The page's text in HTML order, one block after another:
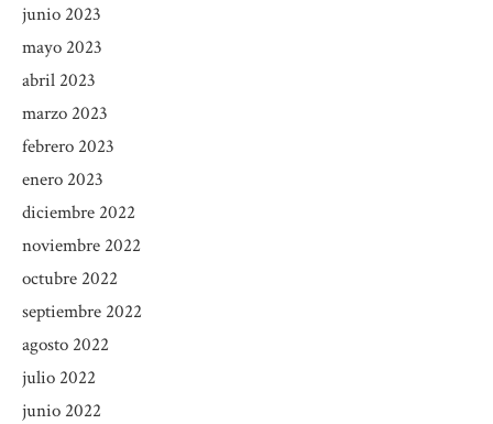
junio 2023
mayo 2023
abril 2023
marzo 2023
febrero 2023
enero 2023
diciembre 2022
noviembre 2022
octubre 2022
septiembre 2022
agosto 2022
julio 2022
junio 2022